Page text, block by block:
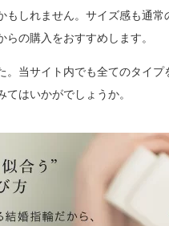
しれません。サイズ感も通
の購入をおすすめします。
当サイト内でも全てのタイ
はいかがでしょうか。